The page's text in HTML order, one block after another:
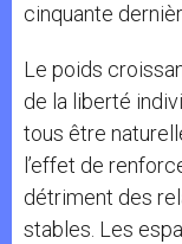
cinquante
Le poids
de la liberté
tous être
l’effet de
détriment des
stables. Les